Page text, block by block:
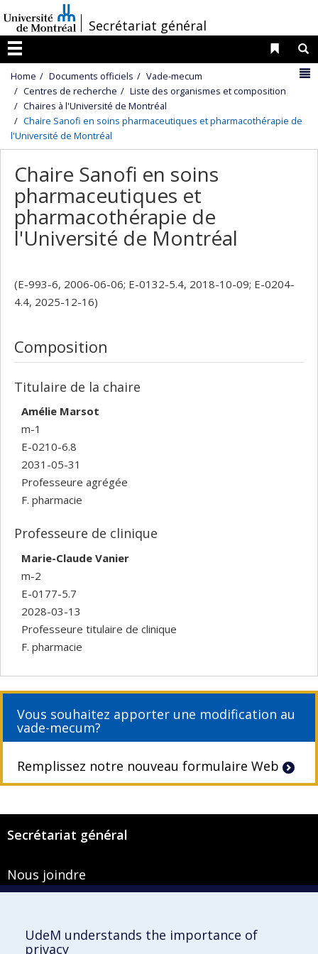
au
contenu
/
Secrétariat général
Menu
Liens
Home Documents officiels
Vade-mecum
Centres de recherche
Liste des organismes et composition
Chaires à l'Université de Montréal
Chaire Sanofi en soins pharmaceutiques et pharmacothérapie de
l'Université de Montréal
Chaire Sanofi en soins
pharmaceutiques et
pharmacothérapie de
l'Université de Montréal
(E-993-6, 2006-06-06; E-0132-5.4, 2018-10-09; E-0204-
4.4, 2025-12-16)
Composition
Titulaire de la chaire
Amélie Marsot
m-1
E-0210-6.8
2031-05-31
Professeure agrégée
F. pharmacie
Professeure de clinique
Marie-Claude Vanier
m-2
E-0177-5.7
2028-03-13
Professeure titulaire de clinique
F. pharmacie
Vous souhaitez apporter une modification au
vade-mecum?
Remplissez notre nouveau formulaire Web
Secrétariat général
Nous joindre
Montréal (Québec) H3T 1J4
UdeM understands the importance of
privacy